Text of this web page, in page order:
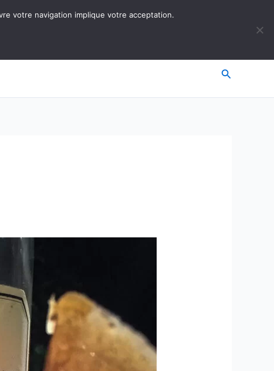
votre navigation implique votre acceptation.